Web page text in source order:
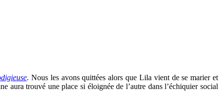
. Nous les avons quittées alors que Lila vient de se marier et
aura trouvé une place si éloignée de l’autre dans l’échiquier social